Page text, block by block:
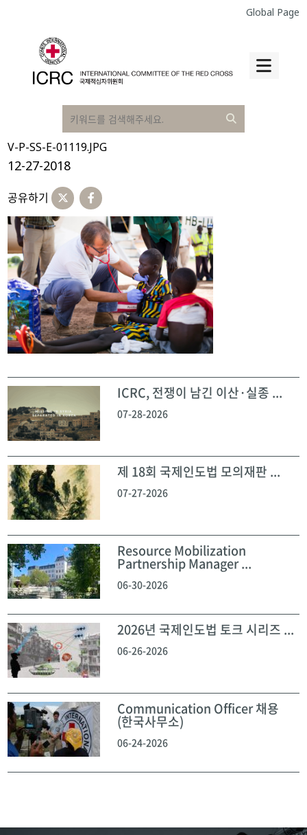
Global Page
V-P-SS-E-01119.JPG
12-27-2018
공유하기
ICRC, 전쟁이 남긴 이산·실종 ...
07-28-2026
제 18회 국제인도법 모의재판 ...
07-27-2026
Resource Mobilization
Partnership Manager ...
06-30-2026
2026년 국제인도법 토크 시리즈 ...
06-26-2026
Communication Officer 채용
(한국사무소)
06-24-2026